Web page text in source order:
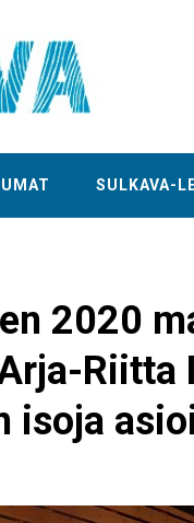
SULKAVA-
2020
Riitta
isoja